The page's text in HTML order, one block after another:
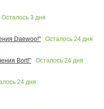
Осталось 3 дня
Daewoo!"
Осталось 24 дня
Bort!"
Осталось 24 дня
24 дня